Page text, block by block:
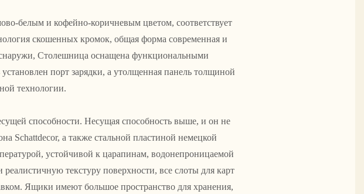
белым и кофейно-коричневым цветом, соответствует
скошенных кромок, общая форма современная и
снаружи, Столешница оснащена функциональными
порт зарядки, а утолщенная панель толщиной
технологии.
способности. Несущая способность выше, и он не
Schattdecor, а также стальной пластиной немецкой
устойчивой к царапинам, водонепроницаемой
текстуру поверхности, все слоты для карт
Ящики имеют большое пространство для хранения,